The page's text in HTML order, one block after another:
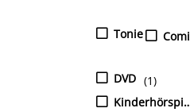
Tonie
DVD
Kinderhörspiel-CD
(1)